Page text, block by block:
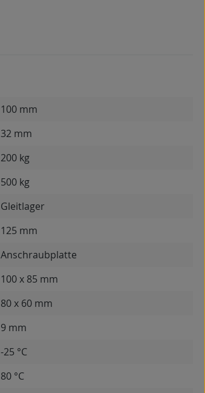
100 mm
32 mm
200 kg
500 kg
Gleitlager
125 mm
Anschraubplatte
100 x 85 mm
80 x 60 mm
9 mm
-25 °C
80 °C